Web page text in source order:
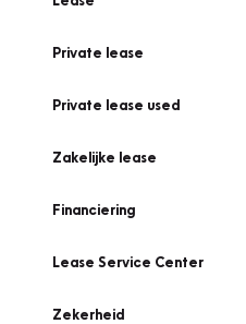
Private lease
Private lease used
Zakelijke lease
Financiering
Lease Service Center
Zekerheid